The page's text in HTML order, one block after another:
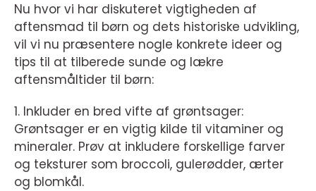
Nu hvor vi har diskuteret vigtigheden af
aftensmad til børn og dets historiske udvikling,
vil vi nu præsentere nogle konkrete ideer og
tips til at tilberede sunde og lækre
aftensmåltider til børn:
1. Inkluder en bred vifte af grøntsager:
Grøntsager er en vigtig kilde til vitaminer og
mineraler. Prøv at inkludere forskellige farver
og teksturer som broccoli, gulerødder, ærter
og blomkål.